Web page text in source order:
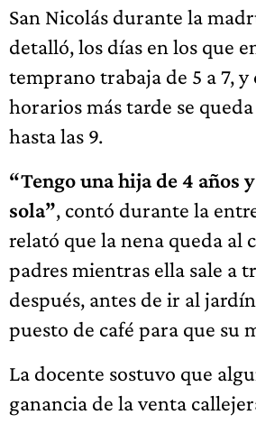
San Nicolás durante la
detalló, los días en los que
temprano trabaja de 5 a 7,
horarios más tarde se
hasta las 9.
“Tengo una hija de 4 años
sola”, contó durante la
relató que la nena queda al
padres mientras ella sale a
después, antes de ir al
puesto de café para que su
La docente sostuvo que
ganancia de la venta